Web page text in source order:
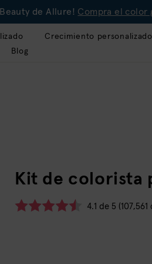
de Allure! Compra el color
Crecimiento personalizado
Blog
Kit de colorista
4.1 de 5